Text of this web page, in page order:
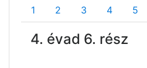
1
2 3 4 5
4. évad 6. rész